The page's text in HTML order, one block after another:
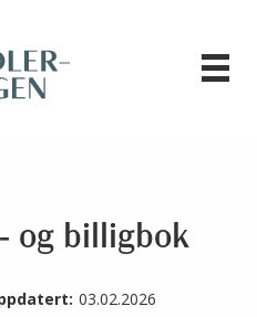
og billigbok
03.02.2026